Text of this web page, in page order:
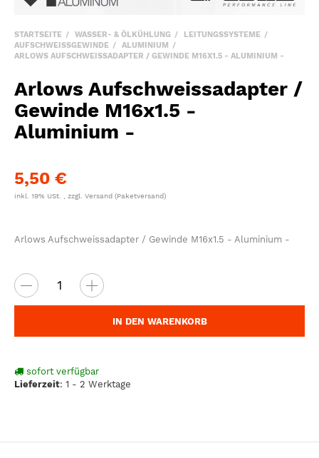
STARTSEITE WASSER- & ÖLKÜHLUNG
LEITUNGSSYSTEME
AUFSCHWEISSGEWINDE
ALUMINIUM
ARLOWS AUFSCHWEISSADAPTER / GEWINDE M16X1.5 - ALUMINIUM -
Arlows Aufschweissadapter /
Gewinde M16x1.5 -
Aluminium -
5,50 €
inkl. 19% USt. , zzgl. Versand (Paketversand)
Arlows Aufschweissadapter / Gewinde M16x1.5 - Aluminium -
IN DEN WARENKORB
sofort verfügbar
Lieferzeit: 1 - 2 Werktage